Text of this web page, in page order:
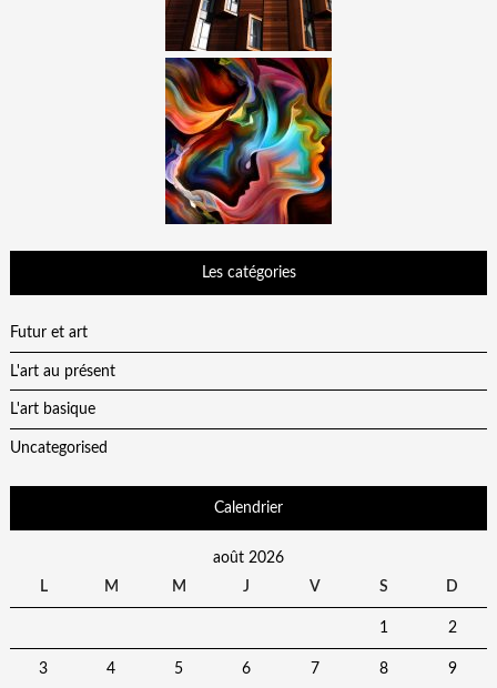
Les catégories
Futur et art
L'art au présent
L'art basique
Uncategorised
Calendrier
août 2026
L
M M J V S D
1 2
3 4 5 6 7 8 9